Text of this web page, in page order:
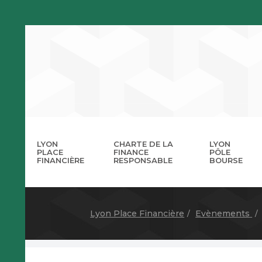
LYON
PLACE
FINANCIÈRE
La
CHARTE DE LA
FINANCE
RESPONSABLE
LYON
PÔLE
BOURSE
Lyon Place Financière Evènements